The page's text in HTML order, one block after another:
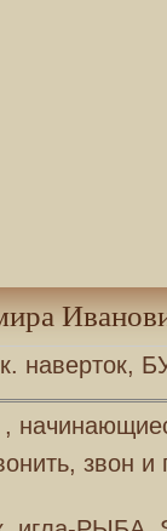
наверток,
,
звон и